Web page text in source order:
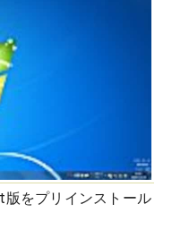
をプリインストール